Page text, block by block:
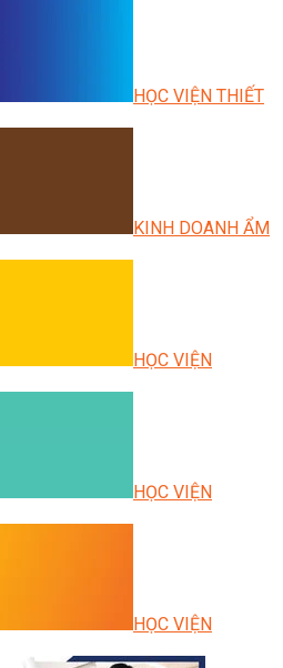
HỌC VIỆN THIẾT
KINH DOANH ẨM
HỌC VIỆN
HỌC VIỆN
HỌC VIỆN